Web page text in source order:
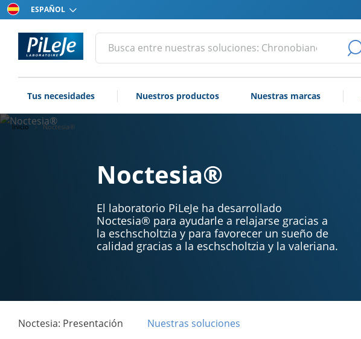
Elija
su
idioma
Todos
los
laboratorio
PiLeJe
una
búsqueda
Tus necesidades Nuestros productos Nuestras marcas
Inicio Noctesia®
Noctesia®
El laboratorio PiLeJe ha desarrollado
Noctesia® para ayudarle a relajarse gracias a
la eschscholtzia y para favorecer un sueño de
calidad gracias a la eschscholtzia y la valeriana.
Noctesia: Presentación Nuestras soluciones